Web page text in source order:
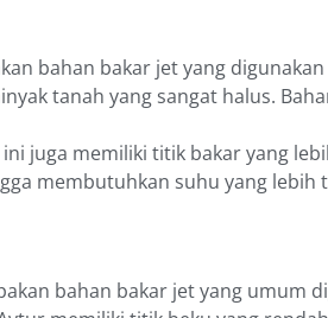
bahan bakar jet yang
tanah yang sangat halus.
juga memiliki titik bakar yang
membutuhkan suhu yang lebih
bahan bakar jet yang umum